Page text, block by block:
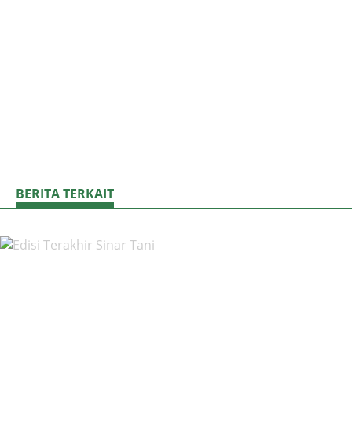
BERITA TERKAIT